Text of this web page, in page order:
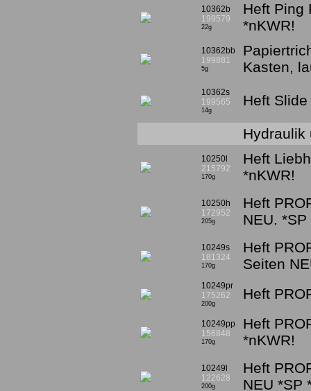
10362b
199579
22g
Heft Ping
*nKWR!
10362bb
199881
5g
Kasten,
10362s
199565
14g
Heft
Hydraulik
10250l
215792
170g
Heft
*nKWR!
10250h
172952
205g
Heft
NEU.
10249s
181324
170g
Heft
Seiten
10249pr
175262
200g
Heft
10249pp
156848
170g
Heft
*nKWR!
10249l
122628
200g
Heft
NEU *SP